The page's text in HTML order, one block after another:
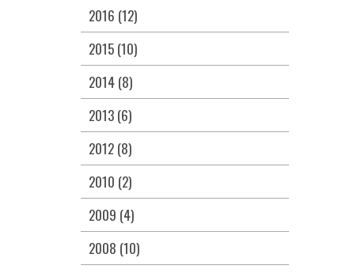
2016 (12)
2015 (10)
2014 (8)
2013 (6)
2012 (8)
2010 (2)
2009 (4)
2008 (10)